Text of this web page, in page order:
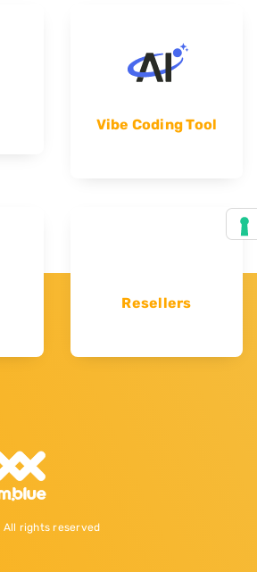
Vibe Coding Tool
Resellers
All rights reserved